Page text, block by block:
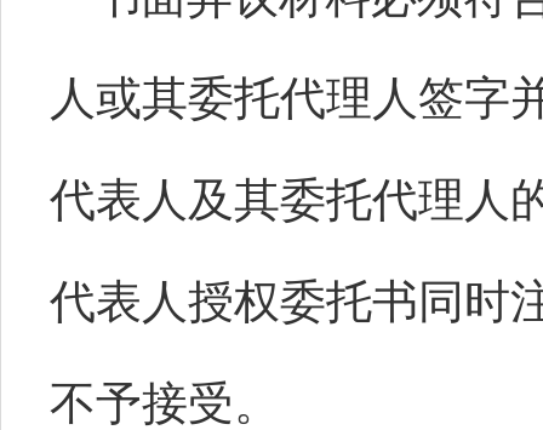
人或其委托代理人签字
代表人及其委托代理人
代表人授权委托书同时
不予接受。